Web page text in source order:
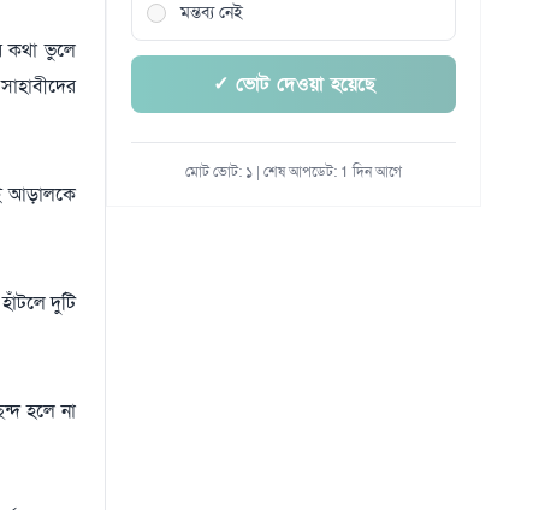
কথা ভুলে
আড়ালকে
দুটি
হলে না
মন্তব্য নেই
✓ ভোট দেওয়া হয়েছে
মোট ভোট: ১ | শেষ আপডেট: 1 দিন আগে